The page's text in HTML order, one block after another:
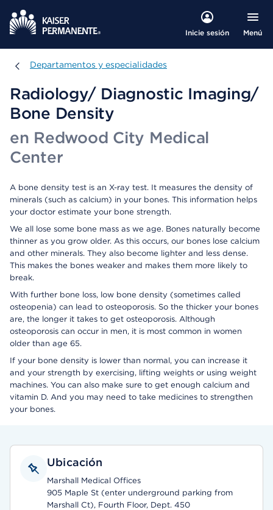
Inicie sesión Menú
Departamentos y especialidades
Departamentos y especialidades
Radiology/ Diagnostic Imaging/
Bone Density
en Redwood City Medical
Center
A bone density test is an X-ray test. It measures the density of
minerals (such as calcium) in your bones. This information helps
your doctor estimate your bone strength.
We all lose some bone mass as we age. Bones naturally become
thinner as you grow older. As this occurs, our bones lose calcium
and other minerals. They also become lighter and less dense.
This makes the bones weaker and makes them more likely to
break.
With further bone loss, low bone density (sometimes called
osteopenia) can lead to osteoporosis. So the thicker your bones
are, the longer it takes to get osteoporosis. Although
osteoporosis can occur in men, it is most common in women
older than age 65.
If your bone density is lower than normal, you can increase it
and your strength by exercising, lifting weights or using weight
machines. You can also make sure to get enough calcium and
vitamin D. And you may need to take medicines to strengthen
your bones.
Ubicación
Marshall Medical Offices
905 Maple St (enter underground parking from
Marshall Ct), Fourth Floor, Dept. 450